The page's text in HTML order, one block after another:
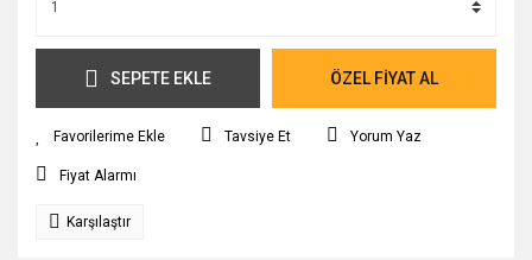
SEPETE EKLE ÖZEL FİYAT AL
Tavsiye Et Yorum Yaz
Fiyat Alarmı
Karşılaştır